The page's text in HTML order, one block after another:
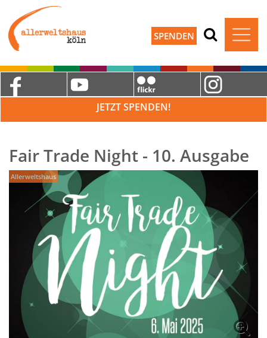
SPENDEN
JETZT SPENDEN!
Fair Trade Night - 10. Ausgabe
Allerweltshaus